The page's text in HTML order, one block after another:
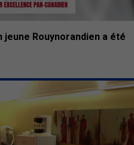
Rouynorandien a été